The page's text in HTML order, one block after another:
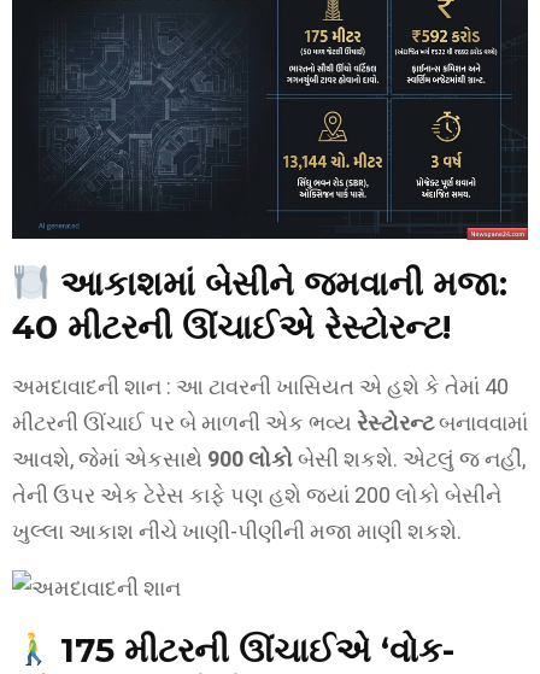
આકાશમાં બેસીને જમવાની મજા:
40 મીટરની ઊંચાઈએ રેસ્ટોરન્ટ!
અમદાવાદની શાન : આ ટાવરની ખાસિયત એ હશે કે તેમાં 40
મીટરની ઊંચાઈ પર બે માળની એક ભવ્ય રેસ્ટોરન્ટબનાવવામાં
આવશે, જેમાં એકસાથે 900 લોકોબેસી શકશે. એટલું જ નહીં,
તેની ઉપર એક ટેરેસ કાફે પણ હશે જ્યાં 200 લોકો બેસીને
ખુલ્લા આકાશ નીચે ખાણી-પીણીની મજા માણી શકશે.
175 મીટરની ઊંચાઈએ ‘વોક-